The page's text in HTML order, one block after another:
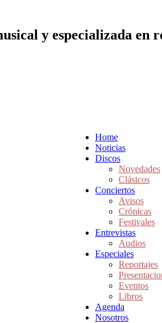
y especializada en
Home
Noticias
Discos
Novedades
Clásicos
Conciertos
Avisos
Crónicas
Festivales
Entrevistas
Audios
Especiales
Reportajes
Eventos
Libros
Agenda
Nosotros